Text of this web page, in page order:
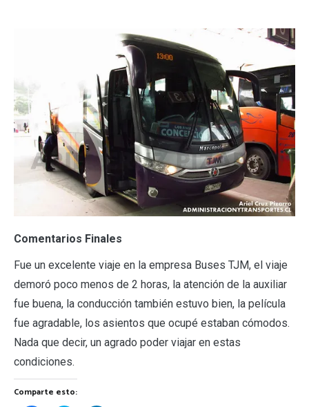
Comentarios Finales
Fue un excelente viaje en la empresa Buses TJM, el viaje
demoró poco menos de 2 horas, la atención de la auxiliar
fue buena, la conducción también estuvo bien, la película
fue agradable, los asientos que ocupé estaban cómodos.
Nada que decir, un agrado poder viajar en estas
condiciones.
Comparte esto: